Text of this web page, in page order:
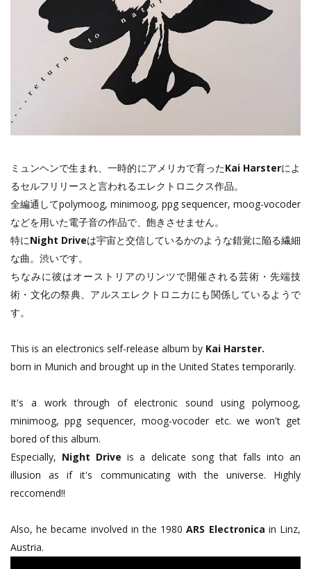
ミュンヘンで生まれ、一時的にアメリカで育ったKai Harsterによ
るセルフリリースと言われるエレクトロニクス作品。
全編通してpolymoog, minimoog, ppg sequencer, moog-vocoder
などを用いた電子音の作品で、飽きさせません。
特にNight Driveは宇宙と交信しているかのような錯覚に陥る繊細
な曲。渋いです。
ちなみに彼はオーストリアのリンツで開催される芸術・先端技
術・文化の祭典、アルスエレクトロニカにも関係しているようで
す。
This is an electronics self-release album by Kai Harster.
born in Munich and brought up in the United States temporarily.
It's a work through of electronic sound using polymoog,
minimoog, ppg sequencer, moog-vocoder etc. we won't get
bored of this album.
Especially, Night Drive is a delicate song that falls into an
illusion as if it's communicating with the universe. Highly
reccomend!!
Also, he became involved in the 1980ARS Electronica in Linz,
Austria.